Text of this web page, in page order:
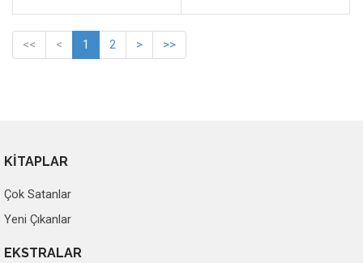
<< < 1 2 > >>
KİTAPLAR
Çok Satanlar
Yeni Çıkanlar
EKSTRALAR